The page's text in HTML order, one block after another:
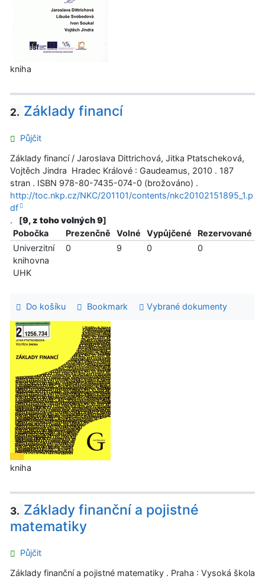
kniha
2. Základy financí
Půjčit
Základy financí / Jaroslava Dittrichová, Jitka Ptatscheková,
Vojtěch Jindra Hradec Králové : Gaudeamus, 2010 . 187
stran . ISBN 978-80-7435-074-0 (brožováno) .
http://toc.nkp.cz/NKC/201101/contents/nkc20102151895_1.p
df
.
[9, z toho volných 9]
Pobočka
Prezenčně Volné Vypůjčené
Rezervované
Univerzitní
knihovna
UHK
0 9 0 0
Do košíku Bookmark Vybrané dokumenty
kniha
3. Základy finanční a pojistné
matematiky
Půjčit
Základy finanční a pojistné matematiky . Praha : Vysoká škola